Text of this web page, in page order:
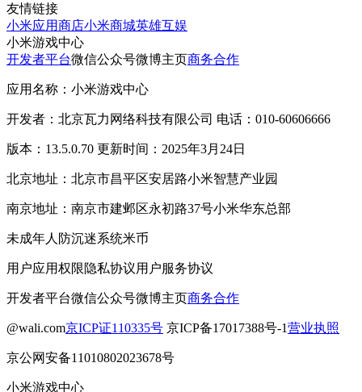
友情链接
小米应用商店小米商城英雄互娱
小米游戏中心
开发者平台微信公众号微博主页商务合作
应用名称：小米游戏中心
开发者：北京瓦力网络科技有限公司 电话：010-60606666
版本：13.5.0.70 更新时间：2025年3月24日
北京地址：北京市昌平区安居路小米智慧产业园
南京地址：南京市建邺区永初路37号小米华东总部
未成年人防沉迷系统米币
用户应用权限隐私协议用户服务协议
开发者平台微信公众号微博主页商务合作
@wali.com京ICP证110335号 京ICP备17017388号-1营业执照
京公网安备11010802023678号
小米游戏中心